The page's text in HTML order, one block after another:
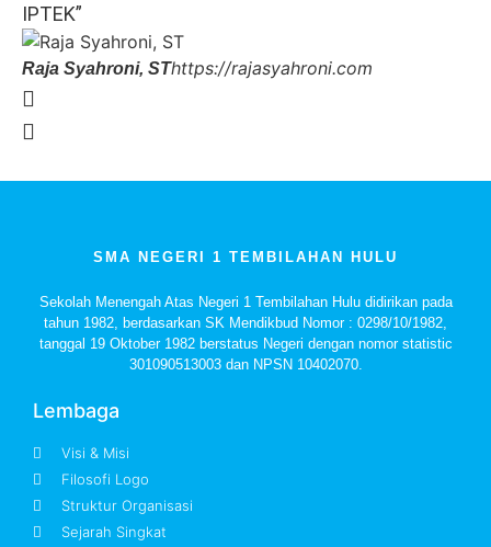
IPTEK”
Raja Syahroni, SThttps://rajasyahroni.com
SMA NEGERI 1 TEMBILAHAN HULU
Sekolah Menengah Atas Negeri 1 Tembilahan Hulu didirikan pada
tahun 1982, berdasarkan SK Mendikbud Nomor : 0298/10/1982,
tanggal 19 Oktober 1982 berstatus Negeri dengan nomor statistic
301090513003 dan NPSN 10402070.
Lembaga
Visi & Misi
Filosofi Logo
Struktur Organisasi
Sejarah Singkat